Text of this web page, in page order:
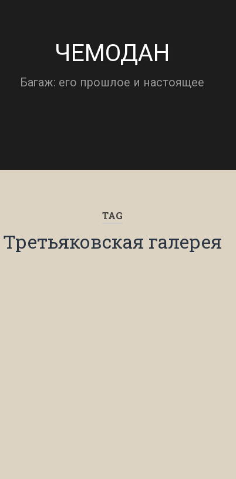
ЧЕМОДАН
Багаж: его прошлое и настоящее
TAG
Третьяковская галерея